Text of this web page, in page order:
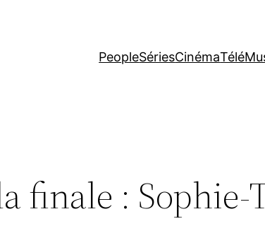
PeopleSériesCinémaTélé
finale :